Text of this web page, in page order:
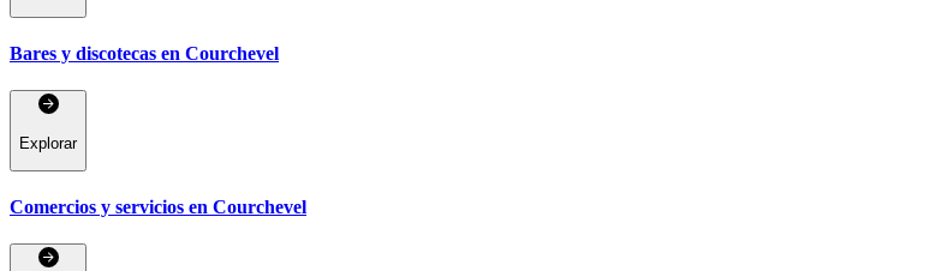
Bares y discotecas en Courchevel
Explorar
Comercios y servicios en Courchevel